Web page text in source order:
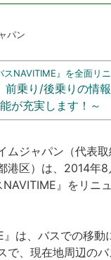
ス
ビス
パン
スNAVITIME』を全面リ
前乗り/後乗りの情
能が充実します！～
ムジャパン（代表
港区）は、2014年
』をリニ
は、バスでの移動
で、現在地周辺の